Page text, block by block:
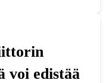
voi edistää